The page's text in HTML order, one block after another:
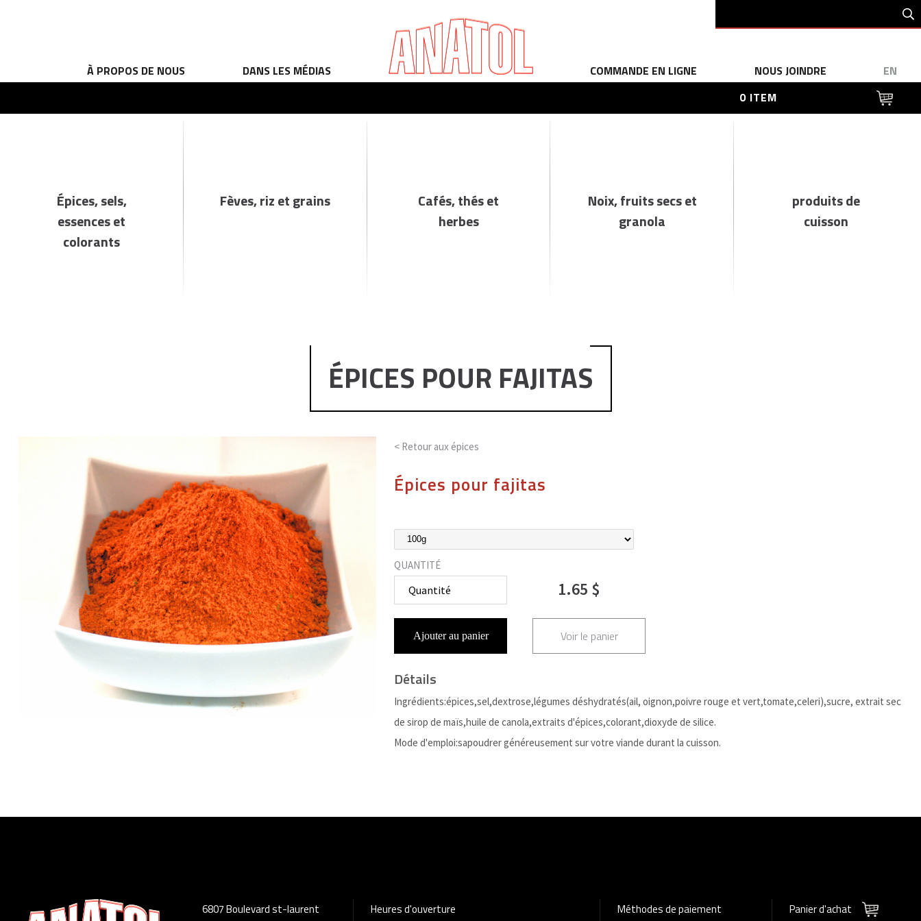
À PROPOS DE NOUS DANS LES MÉDIAS COMMANDE EN LIGNE NOUS JOINDRE
EN
0 ITEM
Épices, sels,
essences et
colorants
Fèves, riz et grains
Cafés, thés et
herbes
Noix, fruits secs et
granola
produits de
cuisson
ÉPICES POUR FAJITAS
< Retour aux épices
Épices pour fajitas
QUANTITÉ
1.65 $
Ajouter au panier Voir le panier
Détails
Ingrédients:épices,sel,dextrose,légumes déshydratés(ail, oignon,poivre rouge et vert,tomate,celeri),sucre, extrait sec
de sirop de maïs,huile de canola,extraits d'épices,colorant,dioxyde de silice.
Mode d'emploi:sapoudrer généreusement sur votre viande durant la cuisson.
6807 Boulevard st-laurent Heures d'ouverture Méthodes de paiement Panier d'achat